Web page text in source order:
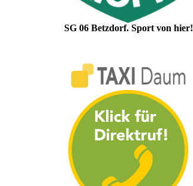
SG 06 Betzdorf. Sport von hier!